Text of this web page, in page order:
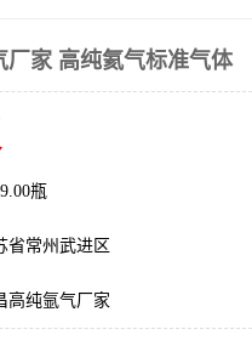
厂家 高纯氦气标准气体
瓶
省常州武进区
高纯氩气厂家